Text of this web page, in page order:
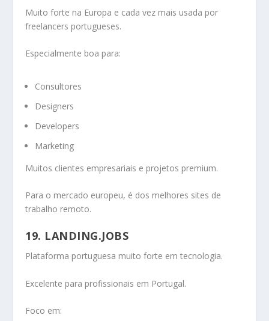
Muito forte na Europa e cada vez mais usada por
freelancers portugueses.
Especialmente boa para:
Consultores
Designers
Developers
Marketing
Muitos clientes empresariais e projetos premium.
Para o mercado europeu, é dos melhores sites de
trabalho remoto.
19. LANDING.JOBS
Plataforma portuguesa muito forte em tecnologia.
Excelente para profissionais em Portugal.
Foco em: